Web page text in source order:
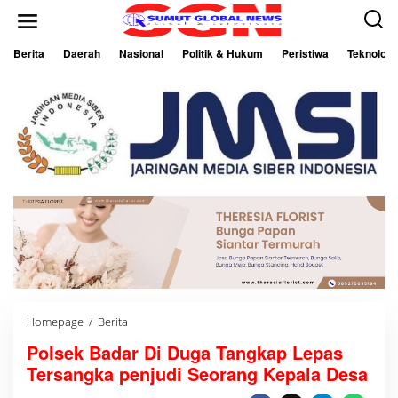
Berita Daerah Nasional Politik & Hukum Peristiwa Teknologi
Homepage / Berita
l
s
e
Polsek Badar Di Duga Tangkap Lepas
Tersangka penjudi Seorang Kepala Desa